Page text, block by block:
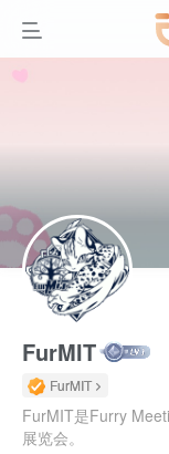
FurMIT
FurMIT
FurMIT是Furry
展览会。